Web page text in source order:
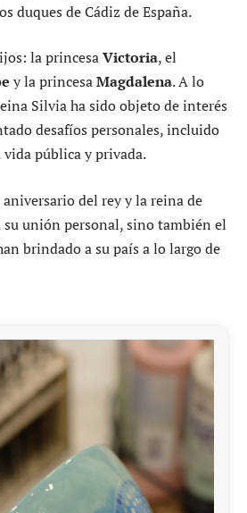
duques de Cádiz de España.
la princesaVictoria, el
y la princesaMagdalena. A lo
Silvia ha sido objeto de interés
desafíos personales, incluido
pública y privada.
del rey y la reina de
su unión personal, sino también el
brindado a su país a lo largo de